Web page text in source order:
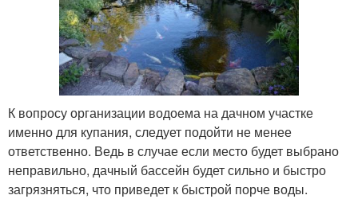
К вопросу организации водоема на дачном участке
именно для купания, следует подойти не менее
ответственно. Ведь в случае если место будет выбрано
неправильно, дачный бассейн будет сильно и быстро
загрязняться, что приведет к быстрой порче воды.